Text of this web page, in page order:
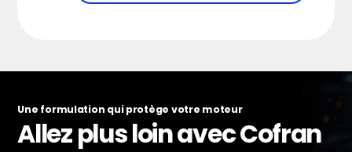
Une formulation qui protège votre moteur
Allez plus loin avec Cofran